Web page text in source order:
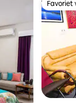
Favoriet
Favoriet